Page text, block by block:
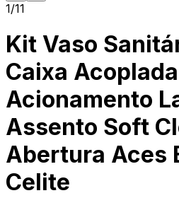
1/11
Kit Vaso
Caixa
Acionamento
Assento Soft
Abertura Aces
Celite